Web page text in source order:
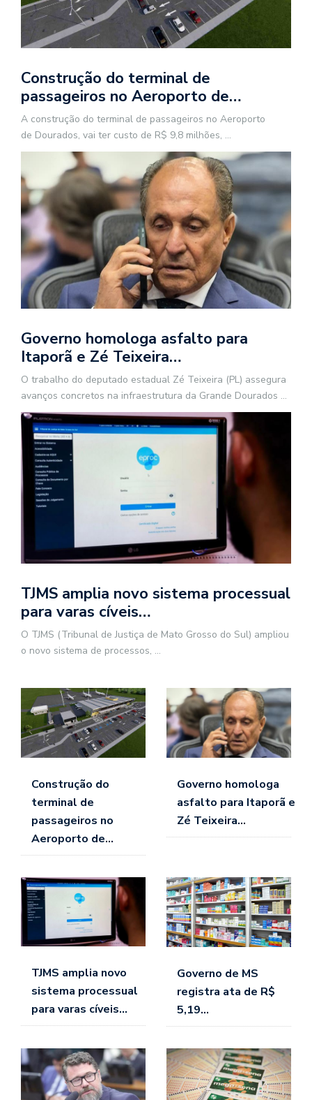
Construção do terminal de
passageiros no Aeroporto de…
A construção do terminal de passageiros no Aeroporto
de Dourados, vai ter custo de R$ 9,8 milhões, ...
Governo homologa asfalto para
Itaporã e Zé Teixeira…
O trabalho do deputado estadual Zé Teixeira (PL) assegura
avanços concretos na infraestrutura da Grande Dourados ...
TJMS amplia novo sistema processual
para varas cíveis…
O TJMS (Tribunal de Justiça de Mato Grosso do Sul) ampliou
o novo sistema de processos, ...
Construção do
terminal de
passageiros no
Aeroporto de…
Governo homologa
asfalto para Itaporã e
Zé Teixeira…
TJMS amplia novo
sistema processual
para varas cíveis…
Governo de MS
registra ata de R$
5,19…